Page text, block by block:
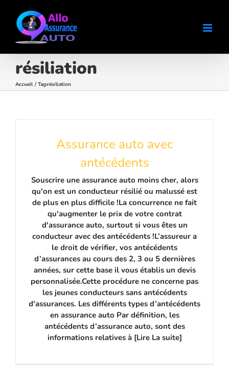
contenu
résiliation
Accueil Tag:résiliation
Assurance auto avec
antécédents
Souscrire une assurance auto moins cher, alors
qu'on est un conducteur résilié ou malussé est
de plus en plus difficile !La concurrence ne fait
qu'augmenter le prix de votre contrat
d'assurance auto, surtout si vous êtes un
conducteur avec des antécédents !L’assureur a
le droit de vérifier, vos antécédents
d’assurances au cours des 2, 3 ou 5 dernières
années, sur cette base il vous établis un devis
personnalisée.Cette procédure ne concerne pas
les jeunes conducteurs sans antécédents
d'assurances. Les différents types d’antécédents
en assurance auto Par définition, les
antécédents d’assurance auto, sont des
informations relatives à [Lire La suite]